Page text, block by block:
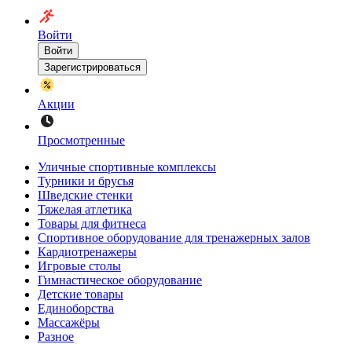
Войти
Войти
Зарегистрироваться
Акции
Просмотренные
Уличные спортивные комплексы
Турники и брусья
Шведские стенки
Тяжелая атлетика
Товары для фитнеса
Спортивное оборудование для тренажерных залов
Кардиотренажеры
Игровые столы
Гимнастическое оборудование
Детские товары
Единоборства
Массажёры
Разное